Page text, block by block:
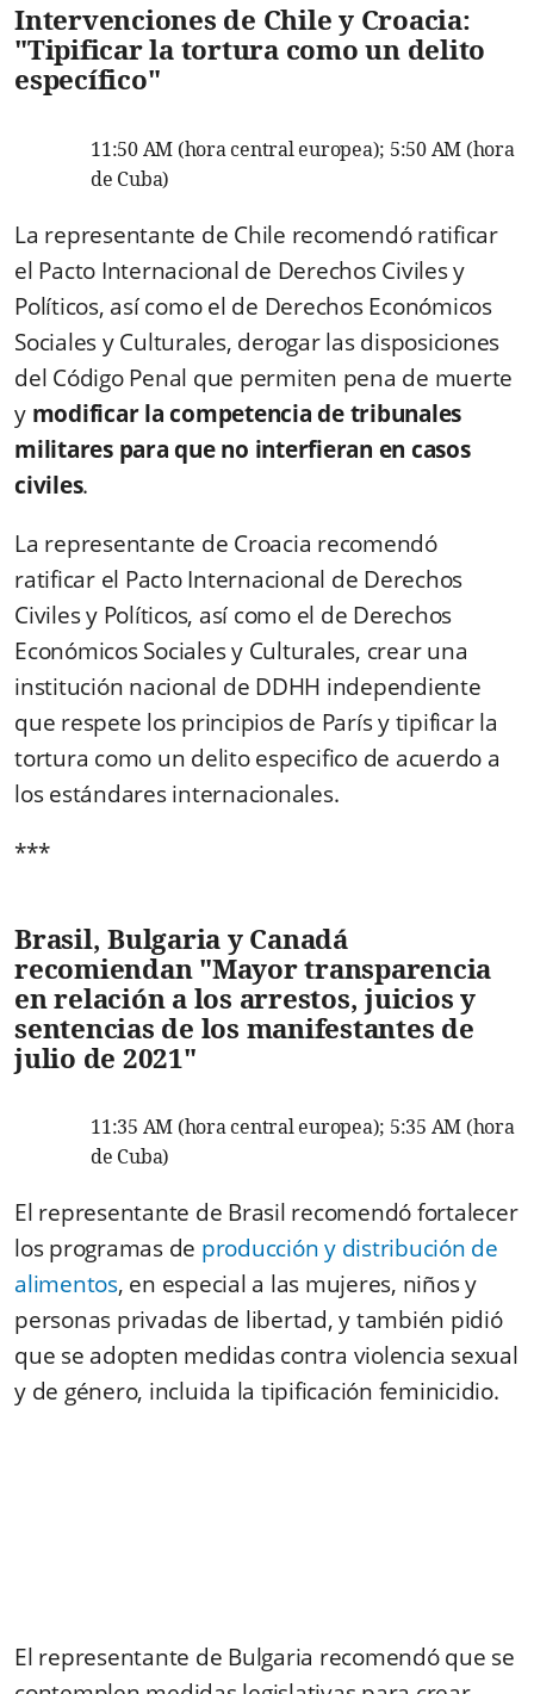
Intervenciones de Chile y Croacia:
"Tipificar la tortura como un delito
específico"
11:50 AM (hora central europea); 5:50 AM (hora
de Cuba)
La representante de Chile recomendó ratificar
el Pacto Internacional de Derechos Civiles y
Políticos, así como el de Derechos Económicos
Sociales y Culturales, derogar las disposiciones
del Código Penal que permiten pena de muerte
y modificar la competencia de tribunales
militares para que no interfieran en casos
civiles.
La representante de Croacia recomendó
ratificar el Pacto Internacional de Derechos
Civiles y Políticos, así como el de Derechos
Económicos Sociales y Culturales, crear una
institución nacional de DDHH independiente
que respete los principios de París y tipificar la
tortura como un delito especifico de acuerdo a
los estándares internacionales.
***
Brasil, Bulgaria y Canadá
recomiendan "Mayor transparencia
en relación a los arrestos, juicios y
sentencias de los manifestantes de
julio de 2021"
11:35 AM (hora central europea); 5:35 AM (hora
de Cuba)
El representante de Brasil recomendó fortalecer
los programas de producción y distribución de
alimentos, en especial a las mujeres, niños y
personas privadas de libertad, y también pidió
que se adopten medidas contra violencia sexual
y de género, incluida la tipificación feminicidio.
El representante de Bulgaria recomendó que se